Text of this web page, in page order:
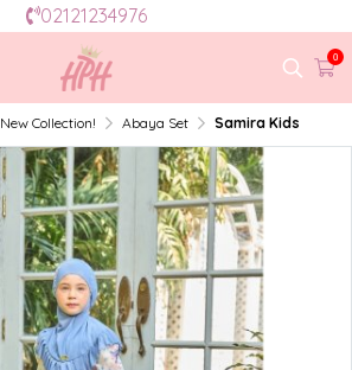
02121234976
0
New Collection! Abaya Set Samira Kids